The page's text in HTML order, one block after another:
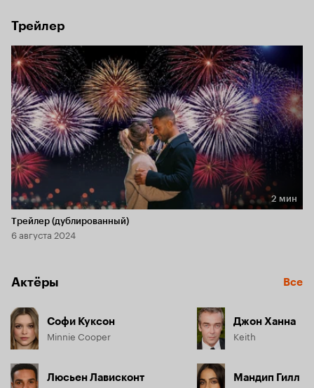
Трейлер
Длительность 2 мин
2 мин
Трейлер (дублированный)
6 августа 2024
Актёры Все
Софи Куксон
Minnie Cooper
Люсьен Лависконт
Джон Ханна
Keith
Мандип Гилл